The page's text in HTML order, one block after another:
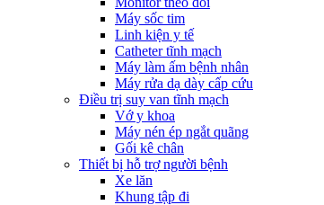
Máy sốc tim
Linh kiện y tế
Catheter tĩnh mạch
Máy làm ấm bệnh nhân
Máy rửa dạ dày cấp cứu
Điều trị suy van tĩnh mạch
Vớ y khoa
Máy nén ép ngắt quãng
Gối kê chân
Thiết bị hỗ trợ người bệnh
Xe lăn
Khung tập đi